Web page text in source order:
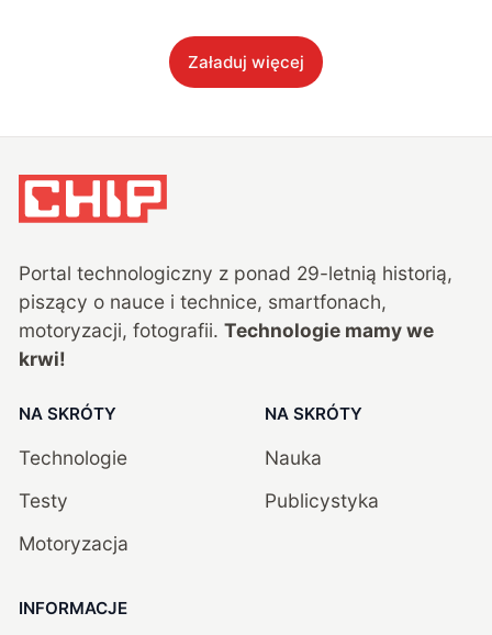
Załaduj więcej
Portal technologiczny z ponad 29-letnią historią,
piszący o nauce i technice, smartfonach,
motoryzacji, fotografii. Technologie mamy we
krwi!
NA SKRÓTY
Technologie
Testy
Motoryzacja
NA SKRÓTY
Nauka
Publicystyka
INFORMACJE